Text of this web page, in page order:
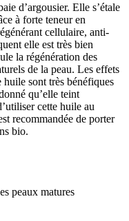
d’argousier. Elle s’étale
à forte teneur en
cellulaire, anti-
elle est très bien
la régénération des
de la peau. Les effets
sont très bénéfiques
qu’elle teint
cette huile au
recommandée de porter
bio.
peaux matures